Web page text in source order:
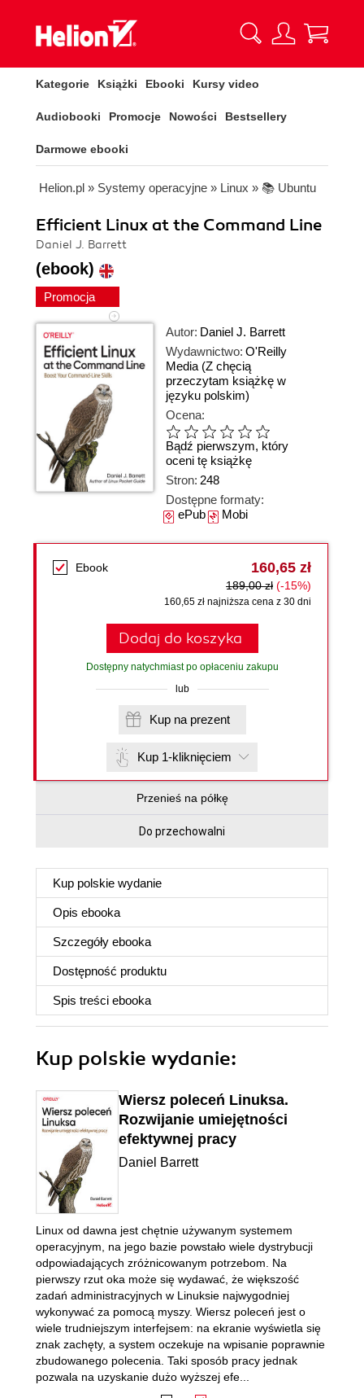
Kategorie Książki Ebooki Kursy video
Audiobooki Promocje Nowości Bestsellery
Darmowe ebooki
Helion.pl » Systemy operacyjne » Linux » 📚 Ubuntu
Efficient Linux at the Command Line
Daniel J. Barrett
(ebook)
Promocja
Autor: Daniel J. Barrett
Wydawnictwo: O'Reilly
Media (Z chęcią
przeczytam książkę w
języku polskim)
Ocena:
Bądź pierwszym, który
oceni tę książkę
Stron: 248
Dostępne formaty:
ePubMobi
Ebook 160,65 zł
189,00 zł (-15%)
160,65 zł najniższa cena z 30 dni
Dodaj do koszyka
Dostępny natychmiast po opłaceniu zakupu
lub
Kup na prezent
Kup 1-kliknięciem
Przenieś na półkę
Do przechowalni
Kup polskie wydanie
Opis ebooka
Szczegóły ebooka
Dostępność produktu
Spis treści ebooka
Kup polskie wydanie:
Wiersz poleceń Linuksa.
Rozwijanie umiejętności
efektywnej pracy
Daniel Barrett
Linux od dawna jest chętnie używanym systemem
operacyjnym, na jego bazie powstało wiele dystrybucji
odpowiadających zróżnicowanym potrzebom. Na
pierwszy rzut oka może się wydawać, że większość
zadań administracyjnych w Linuksie najwygodniej
wykonywać za pomocą myszy. Wiersz poleceń jest o
wiele trudniejszym interfejsem: na ekranie wyświetla się
znak zachęty, a system oczekuje na wpisanie poprawnie
zbudowanego polecenia. Taki sposób pracy jednak
pozwala na uzyskanie dużo wyższej efe...